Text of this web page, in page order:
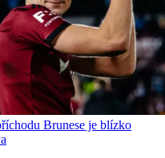
Brunese je blízko